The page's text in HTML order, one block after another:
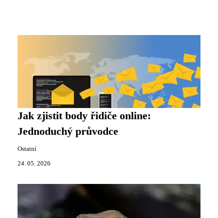
Jak zjistit body řidiče online:
Jednoduchý průvodce
Ostatní
24. 05. 2026